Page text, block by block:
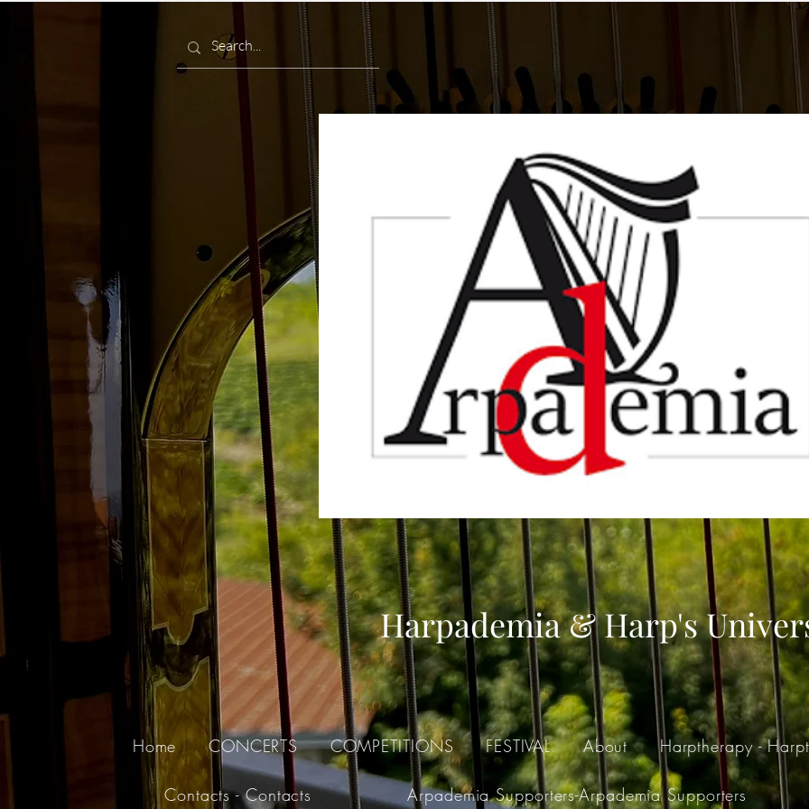
Harpademia & Harp's
Home CONCERTS COMPETITIONS FESTIVAL About Harptherapy -
Contacts - Contacts Arpademia Supporters-Arpademia Supporters